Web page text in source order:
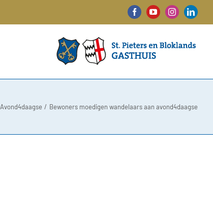
FacebookYouTubeInstagram
Avond4daagse Bewoners moedigen wandelaars aan avond4daagse